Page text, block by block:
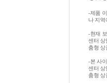
-제품
나 지역
-현재
센터 상
춤형 상
-본 사
센터 상
춤형 상